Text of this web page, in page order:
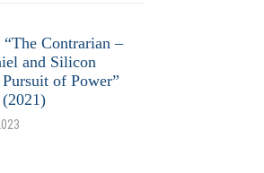
Contrarian –
and Silicon
Pursuit of Power”